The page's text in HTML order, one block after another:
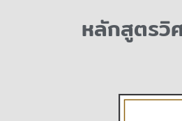
หลักสูตรวิ